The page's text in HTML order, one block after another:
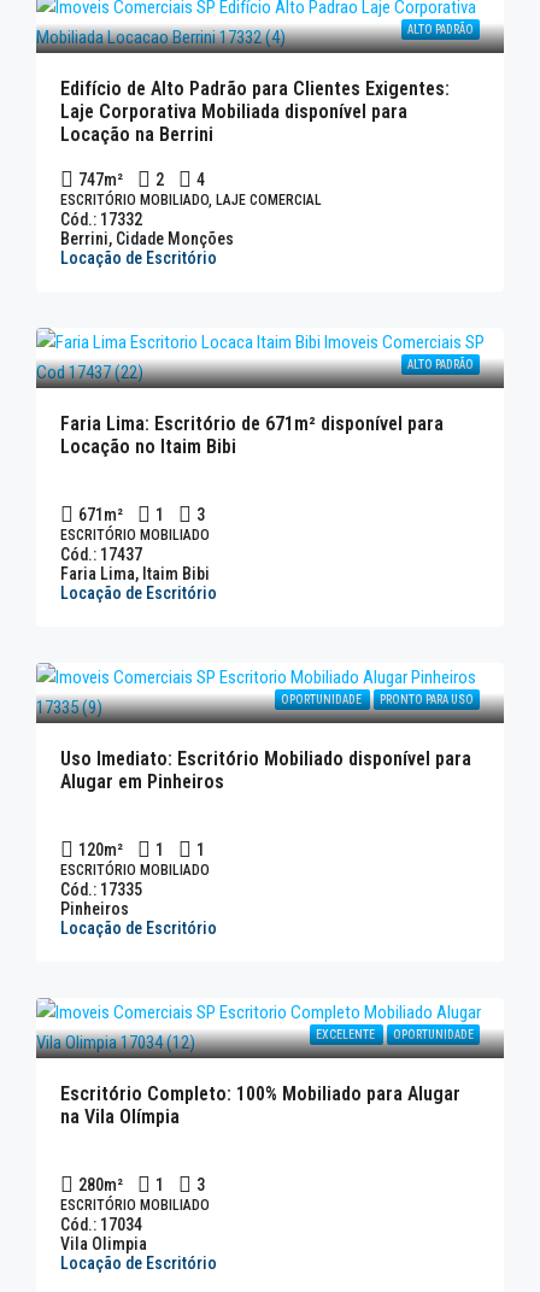
ALTO PADRÃO
Edifício de Alto Padrão para Clientes Exigentes:
Laje Corporativa Mobiliada disponível para
Locação na Berrini
747m² 2 4
ESCRITÓRIO MOBILIADO, LAJE COMERCIAL
Cód.: 17332
Berrini, Cidade Monções
Locação de Escritório
ALTO PADRÃO
Faria Lima: Escritório de 671m² disponível para
Locação no Itaim Bibi
671m² 1 3
ESCRITÓRIO MOBILIADO
Cód.: 17437
Faria Lima, Itaim Bibi
Locação de Escritório
OPORTUNIDADE PRONTO PARA USO
Uso Imediato: Escritório Mobiliado disponível para
Alugar em Pinheiros
120m² 1 1
ESCRITÓRIO MOBILIADO
Cód.: 17335
Pinheiros
Locação de Escritório
EXCELENTE OPORTUNIDADE
Escritório Completo: 100% Mobiliado para Alugar
na Vila Olímpia
280m² 1 3
ESCRITÓRIO MOBILIADO
Cód.: 17034
Vila Olimpia
Locação de Escritório